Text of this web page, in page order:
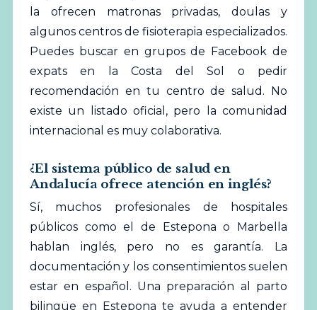
la ofrecen matronas privadas, doulas y
algunos centros de fisioterapia especializados.
Puedes buscar en grupos de Facebook de
expats en la Costa del Sol o pedir
recomendación en tu centro de salud. No
existe un listado oficial, pero la comunidad
internacional es muy colaborativa.
¿El sistema público de salud en
Andalucía ofrece atención en inglés?
Sí, muchos profesionales de hospitales
públicos como el de Estepona o Marbella
hablan inglés, pero no es garantía. La
documentación y los consentimientos suelen
estar en español. Una preparación al parto
bilingüe en Estepona te ayuda a entender